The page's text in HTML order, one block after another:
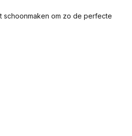
schoonmaken om zo de perfecte